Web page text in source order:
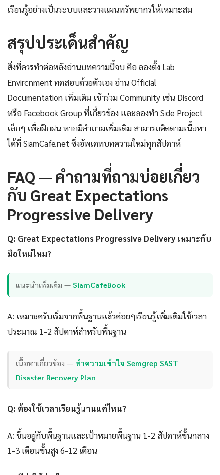
เรียนรู้อย่างเป็นระบบและวางแผนทรัพยากรให้เหมาะสม
สรุปประเด็นสำคัญ
สิ่งที่ควรทำต่อหลังอ่านบทความนี้จบ คือ ลองตั้ง Lab
Environment ทดสอบด้วยตัวเอง อ่าน Official
Documentation เพิ่มเติม เข้าร่วม Community เช่น Discord
หรือ Facebook Group ที่เกี่ยวข้อง และลองทำ Side Project
เล็กๆ เพื่อฝึกฝน หากมีคำถามเพิ่มเติม สามารถติดตามเนื้อหา
ได้ที่ SiamCafe.net ซึ่งอัพเดทบทความใหม่ทุกสัปดาห์
FAQ — คำถามที่ถามบ่อยเกี่ยว
กับ Great Expectations
Progressive Delivery
Q: Great Expectations Progressive Delivery เหมาะกับ
มือใหม่ไหม?
แนะนำเพิ่มเติม —SiamCafeBook
A: เหมาะครับเริ่มจากพื้นฐานแล้วค่อยๆเรียนรู้เพิ่มเติมใช้เวลา
ประมาณ 1-2 สัปดาห์สำหรับพื้นฐาน
เนื้อหาเกี่ยวข้อง — ทำความเข้าใจ Semgrep SAST
Disaster Recovery Plan
Q: ต้องใช้เวลาเรียนรู้นานแค่ไหน?
A: ขึ้นอยู่กับพื้นฐานและเป้าหมายพื้นฐาน 1-2 สัปดาห์ขั้นกลาง
1-3 เดือนขั้นสูง 6-12 เดือน